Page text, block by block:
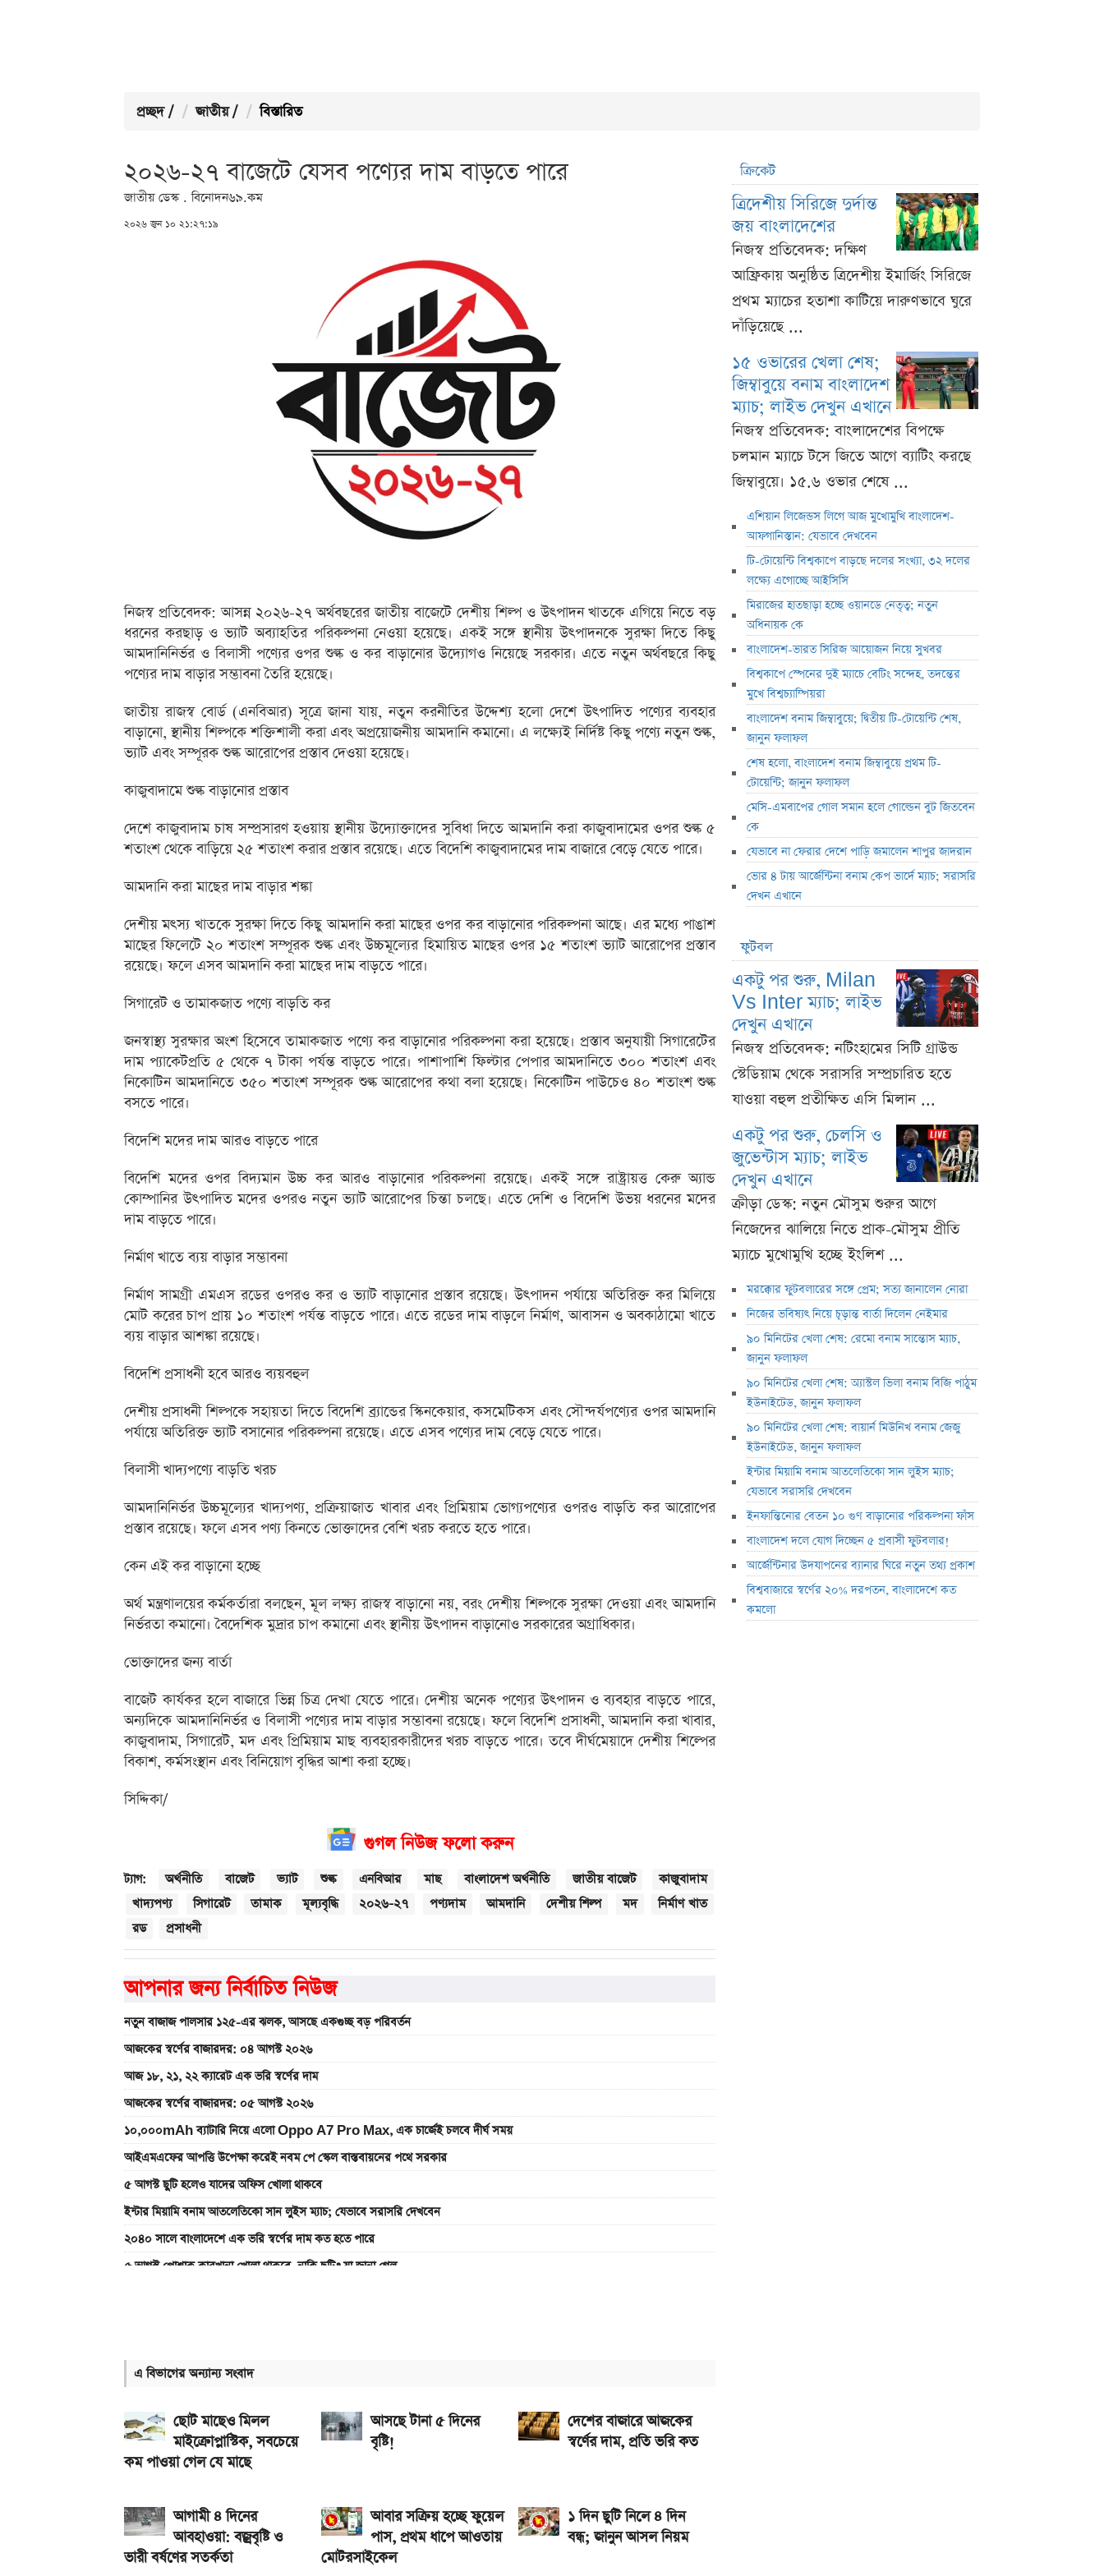
প্রচ্ছদ / জাতীয় / বিস্তারিত
২০২৬-২৭ বাজেটে যেসব পণ্যের দাম বাড়তে পারে
জাতীয় ডেস্ক . বিনোদন৬৯.কম
২০২৬ জুন ১০ ২১:২৭:১৯
নিজস্ব প্রতিবেদক: আসন্ন ২০২৬-২৭ অর্থবছরের জাতীয় বাজেটে দেশীয় শিল্প ও উৎপাদন খাতকে এগিয়ে নিতে বড়
ধরনের করছাড় ও ভ্যাট অব্যাহতির পরিকল্পনা নেওয়া হয়েছে। একই সঙ্গে স্থানীয় উৎপাদনকে সুরক্ষা দিতে কিছু
আমদানিনির্ভর ও বিলাসী পণ্যের ওপর শুল্ক ও কর বাড়ানোর উদ্যোগও নিয়েছে সরকার। এতে নতুন অর্থবছরে কিছু
পণ্যের দাম বাড়ার সম্ভাবনা তৈরি হয়েছে।
জাতীয় রাজস্ব বোর্ড (এনবিআর) সূত্রে জানা যায়, নতুন করনীতির উদ্দেশ্য হলো দেশে উৎপাদিত পণ্যের ব্যবহার
বাড়ানো, স্থানীয় শিল্পকে শক্তিশালী করা এবং অপ্রয়োজনীয় আমদানি কমানো। এ লক্ষ্যেই নির্দিষ্ট কিছু পণ্যে নতুন শুল্ক,
ভ্যাট এবং সম্পূরক শুল্ক আরোপের প্রস্তাব দেওয়া হয়েছে।
কাজুবাদামে শুল্ক বাড়ানোর প্রস্তাব
দেশে কাজুবাদাম চাষ সম্প্রসারণ হওয়ায় স্থানীয় উদ্যোক্তাদের সুবিধা দিতে আমদানি করা কাজুবাদামের ওপর শুল্ক ৫
শতাংশ থেকে বাড়িয়ে ২৫ শতাংশ করার প্রস্তাব রয়েছে। এতে বিদেশি কাজুবাদামের দাম বাজারে বেড়ে যেতে পারে।
আমদানি করা মাছের দাম বাড়ার শঙ্কা
দেশীয় মৎস্য খাতকে সুরক্ষা দিতে কিছু আমদানি করা মাছের ওপর কর বাড়ানোর পরিকল্পনা আছে। এর মধ্যে পাঙাশ
মাছের ফিলেটে ২০ শতাংশ সম্পূরক শুল্ক এবং উচ্চমূল্যের হিমায়িত মাছের ওপর ১৫ শতাংশ ভ্যাট আরোপের প্রস্তাব
রয়েছে। ফলে এসব আমদানি করা মাছের দাম বাড়তে পারে।
সিগারেট ও তামাকজাত পণ্যে বাড়তি কর
জনস্বাস্থ্য সুরক্ষার অংশ হিসেবে তামাকজাত পণ্যে কর বাড়ানোর পরিকল্পনা করা হয়েছে। প্রস্তাব অনুযায়ী সিগারেটের
দাম প্যাকেটপ্রতি ৫ থেকে ৭ টাকা পর্যন্ত বাড়তে পারে। পাশাপাশি ফিল্টার পেপার আমদানিতে ৩০০ শতাংশ এবং
নিকোটিন আমদানিতে ৩৫০ শতাংশ সম্পূরক শুল্ক আরোপের কথা বলা হয়েছে। নিকোটিন পাউচেও ৪০ শতাংশ শুল্ক
বসতে পারে।
বিদেশি মদের দাম আরও বাড়তে পারে
বিদেশি মদের ওপর বিদ্যমান উচ্চ কর আরও বাড়ানোর পরিকল্পনা রয়েছে। একই সঙ্গে রাষ্ট্রায়ত্ত কেরু অ্যান্ড
কোম্পানির উৎপাদিত মদের ওপরও নতুন ভ্যাট আরোপের চিন্তা চলছে। এতে দেশি ও বিদেশি উভয় ধরনের মদের
দাম বাড়তে পারে।
নির্মাণ খাতে ব্যয় বাড়ার সম্ভাবনা
নির্মাণ সামগ্রী এমএস রডের ওপরও কর ও ভ্যাট বাড়ানোর প্রস্তাব রয়েছে। উৎপাদন পর্যায়ে অতিরিক্ত কর মিলিয়ে
মোট করের চাপ প্রায় ১০ শতাংশ পর্যন্ত বাড়তে পারে। এতে রডের দাম বাড়লে নির্মাণ, আবাসন ও অবকাঠামো খাতে
ব্যয় বাড়ার আশঙ্কা রয়েছে।
বিদেশি প্রসাধনী হবে আরও ব্যয়বহুল
দেশীয় প্রসাধনী শিল্পকে সহায়তা দিতে বিদেশি ব্র্যান্ডের স্কিনকেয়ার, কসমেটিকস এবং সৌন্দর্যপণ্যের ওপর আমদানি
পর্যায়ে অতিরিক্ত ভ্যাট বসানোর পরিকল্পনা রয়েছে। এতে এসব পণ্যের দাম বেড়ে যেতে পারে।
বিলাসী খাদ্যপণ্যে বাড়তি খরচ
আমদানিনির্ভর উচ্চমূল্যের খাদ্যপণ্য, প্রক্রিয়াজাত খাবার এবং প্রিমিয়াম ভোগ্যপণ্যের ওপরও বাড়তি কর আরোপের
প্রস্তাব রয়েছে। ফলে এসব পণ্য কিনতে ভোক্তাদের বেশি খরচ করতে হতে পারে।
কেন এই কর বাড়ানো হচ্ছে
অর্থ মন্ত্রণালয়ের কর্মকর্তারা বলছেন, মূল লক্ষ্য রাজস্ব বাড়ানো নয়, বরং দেশীয় শিল্পকে সুরক্ষা দেওয়া এবং আমদানি
নির্ভরতা কমানো। বৈদেশিক মুদ্রার চাপ কমানো এবং স্থানীয় উৎপাদন বাড়ানোও সরকারের অগ্রাধিকার।
ভোক্তাদের জন্য বার্তা
বাজেট কার্যকর হলে বাজারে ভিন্ন চিত্র দেখা যেতে পারে। দেশীয় অনেক পণ্যের উৎপাদন ও ব্যবহার বাড়তে পারে,
অন্যদিকে আমদানিনির্ভর ও বিলাসী পণ্যের দাম বাড়ার সম্ভাবনা রয়েছে। ফলে বিদেশি প্রসাধনী, আমদানি করা খাবার,
কাজুবাদাম, সিগারেট, মদ এবং প্রিমিয়াম মাছ ব্যবহারকারীদের খরচ বাড়তে পারে। তবে দীর্ঘমেয়াদে দেশীয় শিল্পের
বিকাশ, কর্মসংস্থান এবং বিনিয়োগ বৃদ্ধির আশা করা হচ্ছে।
সিদ্দিকা/
গুগল নিউজ ফলো করুন
ট্যাগ: অর্থনীতি বাজেট ভ্যাট শুল্ক এনবিআর মাছ বাংলাদেশ অর্থনীতি জাতীয় বাজেট
কাজুবাদাম
খাদ্যপণ্য
সিগারেট তামাক মূল্যবৃদ্ধি ২০২৬-২৭ পণ্যদাম আমদানি দেশীয় শিল্প মদ
নির্মাণ খাত
রড
প্রসাধনী
আপনার জন্য নির্বাচিত নিউজ
নতুন বাজাজ পালসার ১২৫-এর ঝলক, আসছে একগুচ্ছ বড় পরিবর্তন
আজকের স্বর্ণের বাজারদর: ০৪ আগস্ট ২০২৬
আজ ১৮, ২১, ২২ ক্যারেট এক ভরি স্বর্ণের দাম
আজকের স্বর্ণের বাজারদর: ০৫ আগস্ট ২০২৬
১০,০০০mAh ব্যাটারি নিয়ে এলো Oppo A7 Pro Max, এক চার্জেই চলবে দীর্ঘ সময়
আইএমএফের আপত্তি উপেক্ষা করেই নবম পে স্কেল বাস্তবায়নের পথে সরকার
৫ আগস্ট ছুটি হলেও যাদের অফিস খোলা থাকবে
ইন্টার মিয়ামি বনাম আতলেতিকো সান লুইস ম্যাচ; যেভাবে সরাসরি দেখবেন
২০৪০ সালে বাংলাদেশে এক ভরি স্বর্ণের দাম কত হতে পারে
৫ আগস্ট পোশাক কারখানা খোলা থাকবে, নাকি ছুটি? যা জানা গেল
২০২৬ সালের সরকারি ছুটির তালিকা প্রকাশ, দেখে নিন সব তারিখ
এ বিভাগের অন্যান্য সংবাদ
ছোট মাছেও মিলল
মাইক্রোপ্লাস্টিক, সবচেয়ে
কম পাওয়া গেল যে মাছে
আসছে টানা ৫ দিনের
বৃষ্টি!
দেশের বাজারে আজকের
স্বর্ণের দাম, প্রতি ভরি কত
আগামী ৪ দিনের
আবহাওয়া: বজ্রবৃষ্টি ও
ভারী বর্ষণের সতর্কতা
আবার সক্রিয় হচ্ছে ফুয়েল
পাস, প্রথম ধাপে আওতায়
মোটরসাইকেল
১ দিন ছুটি নিলে ৪ দিন
বন্ধ; জানুন আসল নিয়ম
ক্রিকেট
ত্রিদেশীয় সিরিজে দুর্দান্ত
জয় বাংলাদেশের
নিজস্ব প্রতিবেদক: দক্ষিণ
আফ্রিকায় অনুষ্ঠিত ত্রিদেশীয় ইমার্জিং সিরিজে
প্রথম ম্যাচের হতাশা কাটিয়ে দারুণভাবে ঘুরে
দাঁড়িয়েছে ...
১৫ ওভারের খেলা শেষ;
জিম্বাবুয়ে বনাম বাংলাদেশ
ম্যাচ; লাইভ দেখুন এখানে
নিজস্ব প্রতিবেদক: বাংলাদেশের বিপক্ষে
চলমান ম্যাচে টসে জিতে আগে ব্যাটিং করছে
জিম্বাবুয়ে। ১৫.৬ ওভার শেষে ...
এশিয়ান লিজেন্ডস লিগে আজ মুখোমুখি বাংলাদেশ-
আফগানিস্তান: যেভাবে দেখবেন
টি-টোয়েন্টি বিশ্বকাপে বাড়ছে দলের সংখ্যা, ৩২ দলের
লক্ষ্যে এগোচ্ছে আইসিসি
মিরাজের হাতছাড়া হচ্ছে ওয়ানডে নেতৃত্ব; নতুন
অধিনায়ক কে
বাংলাদেশ-ভারত সিরিজ আয়োজন নিয়ে সুখবর
বিশ্বকাপে স্পেনের দুই ম্যাচে বেটিং সন্দেহ, তদন্তের
মুখে বিশ্বচ্যাম্পিয়রা
বাংলাদেশ বনাম জিম্বাবুয়ে; দ্বিতীয় টি-টোয়েন্টি শেষ,
জানুন ফলাফল
শেষ হলো, বাংলাদেশ বনাম জিম্বাবুয়ে প্রথম টি-
টোয়েন্টি; জানুন ফলাফল
মেসি-এমবাপের গোল সমান হলে গোল্ডেন বুট জিতবেন
কে
যেভাবে না ফেরার দেশে পাড়ি জমালেন শাপুর জাদরান
ভোর ৪ টায় আর্জেন্টিনা বনাম কেপ ভার্দে ম্যাচ; সরাসরি
দেখন এখানে
ফুটবল
একটু পর শুরু, Milan
Vs Inter ম্যাচ; লাইভ
দেখুন এখানে
নিজস্ব প্রতিবেদক: নটিংহামের সিটি গ্রাউন্ড
স্টেডিয়াম থেকে সরাসরি সম্প্রচারিত হতে
যাওয়া বহুল প্রতীক্ষিত এসি মিলান ...
একটু পর শুরু, চেলসি ও
জুভেন্টাস ম্যাচ; লাইভ
দেখুন এখানে
ক্রীড়া ডেস্ক: নতুন মৌসুম শুরুর আগে
নিজেদের ঝালিয়ে নিতে প্রাক-মৌসুম প্রীতি
ম্যাচে মুখোমুখি হচ্ছে ইংলিশ ...
মরক্কোর ফুটবলারের সঙ্গে প্রেম; সত্য জানালেন নোরা
নিজের ভবিষ্যৎ নিয়ে চূড়ান্ত বার্তা দিলেন নেইমার
৯০ মিনিটের খেলা শেষ: রেমো বনাম সান্তোস ম্যাচ,
জানুন ফলাফল
৯০ মিনিটের খেলা শেষ: অ্যাস্টল ভিলা বনাম বিজি পাঠুম
ইউনাইটেড, জানুন ফলাফল
৯০ মিনিটের খেলা শেষ: বায়ার্ন মিউনিখ বনাম জেজু
ইউনাইটেড, জানুন ফলাফল
ইন্টার মিয়ামি বনাম আতলেতিকো সান লুইস ম্যাচ;
যেভাবে সরাসরি দেখবেন
ইনফান্তিনোর বেতন ১০ গুণ বাড়ানোর পরিকল্পনা ফাঁস
বাংলাদেশ দলে যোগ দিচ্ছেন ৫ প্রবাসী ফুটবলার!
আর্জেন্টিনার উদযাপনের ব্যানার ঘিরে নতুন তথ্য প্রকাশ
বিশ্ববাজারে স্বর্ণের ২০% দরপতন, বাংলাদেশে কত
কমলো